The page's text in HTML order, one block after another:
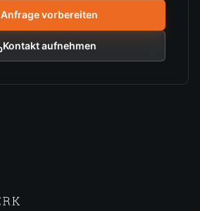
Anfrage vorbereiten
Kontakt aufnehmen